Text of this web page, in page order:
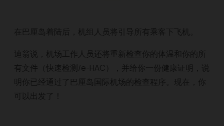
在巴厘岛着陆后，机组人员将引导所有乘客下飞机。
迪翁说，机场工作人员还将重新检查你的体温和你的所
有文件（快速检测/e-HAC），并给你一份健康证明，说
明你已经通过了巴厘岛国际机场的检查程序。现在，你
可以出发了！